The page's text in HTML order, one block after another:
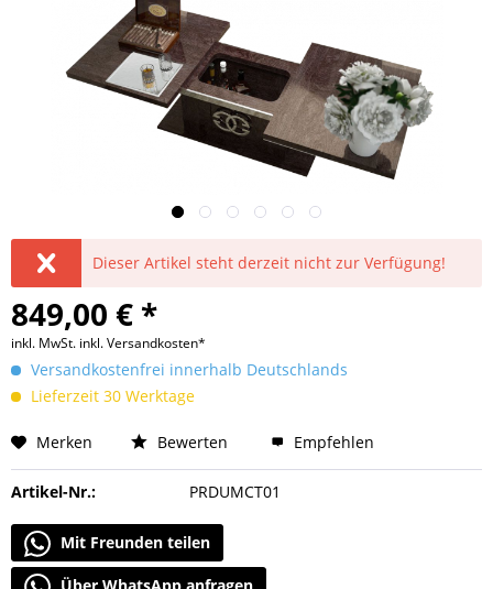
Dieser Artikel steht derzeit nicht zur Verfügung!
849,00 € *
inkl. MwSt. inkl. Versandkosten*
Versandkostenfrei innerhalb Deutschlands
Lieferzeit 30 Werktage
Merken Bewerten Empfehlen
Artikel-Nr.: PRDUMCT01
Mit Freunden teilen